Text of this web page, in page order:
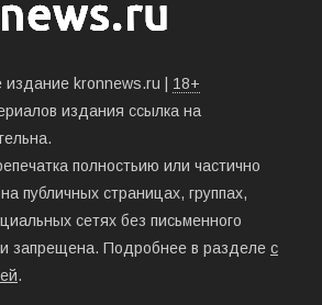
kronnews.ru | 18+
издания ссылка на
полностьию или частично
публичных страницах, группах,
сетях без письменного
запрещена. Подробнее в разделе с
.